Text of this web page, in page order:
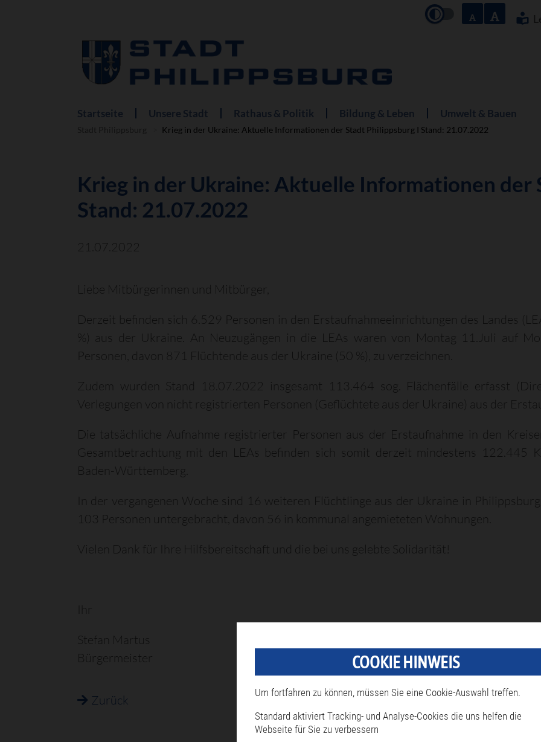
Navigation
überspringen
Startseite Unsere Stadt Rathaus & Politik Bildung & Leben Umwelt & Bauen
Krieg in der Ukraine: Aktuelle Informationen der Stadt Philippsburg I Stand: 21.07.2022
Krieg in der Ukraine: Aktuelle Informationen der
Stand: 21.07.2022
21.07.2022
Liebe Mitbürgerinnen und Mitbürger,
Derzeit befinden sich 6.529 Personen in den Erstaufnahmeeinrichtungen des Landes
%) aus der Ukraine. An Neuzugängen in die LEAs waren von Montag 11.Juli auf
Personen, davon 871 Flüchtende aus der Ukraine (50 %), zu verzeichnen.
Zudem wurden Stand 18.07.2022 insgesamt 113.464 sog. Flächenfälle erfasst
Verlegungen von nicht registrierten Personen (Geflüchtete aus der Ukraine) aus der
Die tatsächliche Aufnahme registrierter Personen aus der Erstaufnahme in den
Gesamtbetrachtung mit den LEAs befinden sich somit derzeit mindestens 122.445
Baden-Württemberg.
In der vergangenen Woche sind 16 weiteren Flüchtlinge aus der Ukraine in
103 Personen untergebracht, davon 56 in kommunal angemieteten Wohnungen.
Vielen Dank für Ihre Hilfsbereitschaft und die bei uns gelebte Solidarität!
Ihr
Stefan Martus
Bürgermeister
Zurück
COOKIE HINWEIS
Um fortfahren zu können, müssen Sie eine Cookie-Auswahl treffen.
Standard aktiviert Tracking- und Analyse-Cookies die uns helfen die
Webseite für Sie zu verbessern